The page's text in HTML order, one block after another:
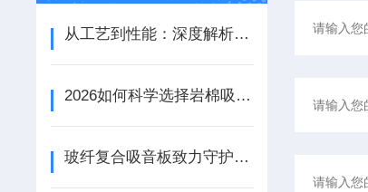
从工艺到性能：深度解析铝天花吸音板的结构优势与应用场景
2026如何科学选择岩棉吸音板：性能参数、安装工艺与场景适配
玻纤复合吸音板致力守护宁静资源